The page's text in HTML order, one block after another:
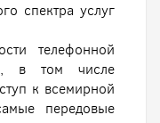
спектра услуг
телефонной
в том числе
к всемирной
передовые